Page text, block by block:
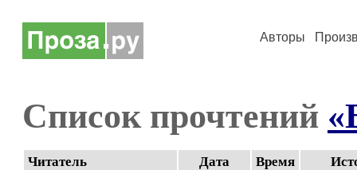
Авторы
Список прочтений
Читатель Дата Время